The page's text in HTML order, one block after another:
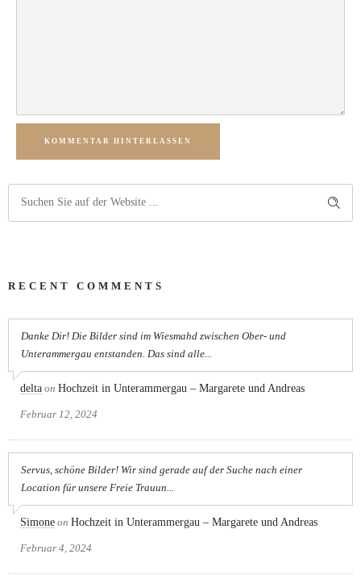
KOMMENTAR HINTERLASSEN
RECENT COMMENTS
Danke Dir! Die Bilder sind im Wiesmahd zwischen Ober- und
Unterammergau entstanden. Das sind alle...
delta on Hochzeit in Unterammergau – Margarete und Andreas
Februar 12, 2024
Servus, schöne Bilder! Wir sind gerade auf der Suche nach einer
Location für unsere Freie Trauun...
Simone on Hochzeit in Unterammergau – Margarete und Andreas
Februar 4, 2024